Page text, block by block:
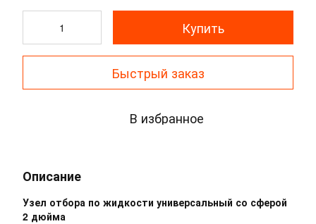
Купить
Быстрый заказ
В избранное
Описание
Узел отбора по жидкости универсальный со сферой
2 дюйма